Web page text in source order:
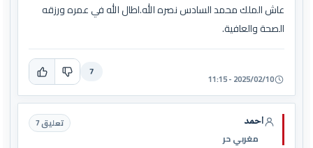
عاش الملك محمد السادس نصره الله.اطال الله في عمره ورزقه
الصحة والعافية.
2025/02/10 - 11:15
7
احمد
مغربي حر
تعليق 7